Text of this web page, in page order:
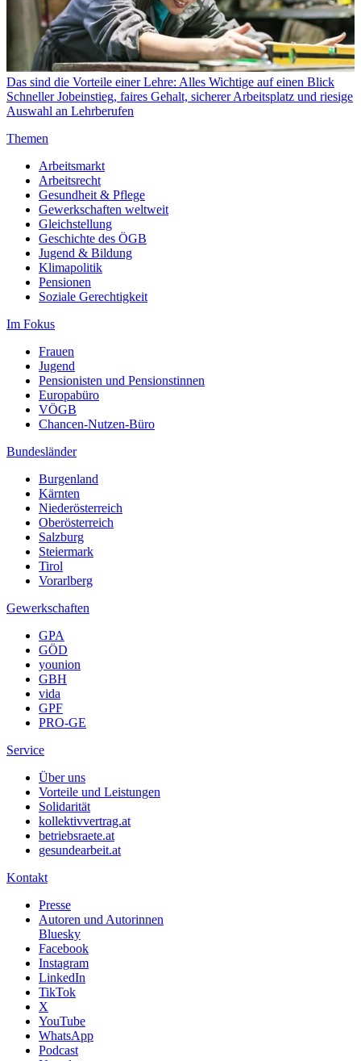
Das sind die Vorteile einer Lehre: Alles Wichtige auf einen Blick
Schneller Jobeinstieg, faires Gehalt, sicherer Arbeitsplatz und riesige
Auswahl an Lehrberufen
Themen
Arbeitsmarkt
Arbeitsrecht
Gesundheit & Pflege
Gewerkschaften weltweit
Gleichstellung
Geschichte des ÖGB
Jugend & Bildung
Klimapolitik
Pensionen
Soziale Gerechtigkeit
Im Fokus
Frauen
Jugend
Pensionisten und Pensionstinnen
Europabüro
VÖGB
Chancen-Nutzen-Büro
Bundesländer
Burgenland
Kärnten
Niederösterreich
Oberösterreich
Salzburg
Steiermark
Tirol
Vorarlberg
Gewerkschaften
GPA
GÖD
younion
GBH
vida
GPF
PRO-GE
Service
Über uns
Vorteile und Leistungen
Solidarität
kollektivvertrag.at
betriebsraete.at
gesundearbeit.at
Kontakt
Presse
Autoren und Autorinnen
Bluesky
Facebook
Instagram
LinkedIn
TikTok
X
YouTube
WhatsApp
Podcast